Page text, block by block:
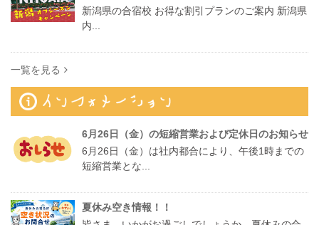
新潟県の合宿校 お得な割引プランのご案内 新潟県
内...
一覧を見る
6月26日（金）の短縮営業および定休日のお知らせ
6月26日（金）は社内都合により、午後1時までの
短縮営業とな...
夏休み空き情報！！